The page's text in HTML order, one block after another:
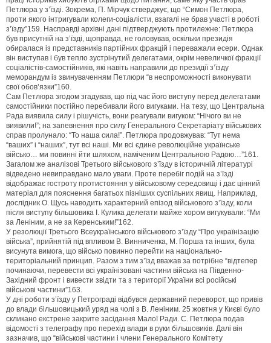
Петлюра у з’їзді. Зокрема, П. Мірчук стверджує, що “Симон Петлюра,
проти якого інтригували колеги-соціалісти, взагалі не брав участі в роботі
з’їзду”159. Насправді архівні дані підтверджують протилежне: Петлюра
був присутній на з’їзді, щоправда, не головував, оскільки президія
обиралася із представників партійних фракцій і переважали есери. Однак
він виступав і був тепло зустрінутий делегатами, окрім невеличкої фракції
соціалістів-самостійників, які навіть направили до президії з’їзду
меморандум із звинуваченням Петлюри “в неспроможності виконувати
свої обов’язки”160.
Сам Петлюра згодом згадував, що під час його виступу перед делегатами
самостійники постійно перебивали його вигуками. На тезу, що Центральна
Рада виявила силу і рішучість, вони реагували вигуком: “Нічого ви не
виявили!”; на запевнення про силу Генерального Секретаріату військових
справ пролунало: “То наша сила!”. Петлюра продовжував: “Тут нема
“ваших” і “наших”, тут всі наші. Ми всі єдине революційне українське
військо… ми повинні йти шляхом, наміченим Центральною Радою…”161.
Загалом же аналізові Третього військового з’їзду в історичній літературі
відведено невиправдано мало уваги. Проте перебіг подій на з’їзді
відображає гостроту протистояння у військовому середовищі і дає цінний
матеріал для пояснення багатьох пізніших суспільних явищ. Наприклад,
дослідник О. Щусь наводить характерний епізод військового з’їзду, коли
після виступу більшовика І. Кулика делегати майже хором вигукували: “Ми
за Леніним, а не за Керенським!”162.
У резолюції Третього Всеукраїнського військового з’їзду “Про українізацію
війська”, прийнятій під впливом В. Винниченка, М. Порша та інших, була
висунута вимога, що військо повинно перейти на національно-
територіальний принцип. Разом з тим з’їзд вважав за потрібне “відтепер
починаючи, перевести всі українізовані частини війська на Південно-
Західний фронт і вивести звідти та з території України всі російські
військові частини”163.
У дні роботи з’їзду у Петрограді відбувся державний переворот, що привів
до влади більшовицький уряд на чолі з В. Леніним. 25 жовтня у Києві було
скликано екстрене закрите засідання Малої Ради. С. Петлюра подав
відомості з телеграфу про перехід влади в руки більшовиків. Далі він
зазначив, що “військові частини і члени Генерального Комітету